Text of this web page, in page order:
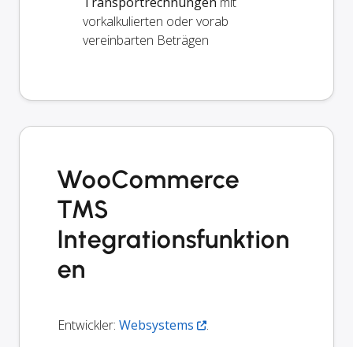
vorkalkulierten oder vorab
vereinbarten Beträgen
WooCommerce
TMS
Integrationsfunktion
en
Entwickler: Websystems
.